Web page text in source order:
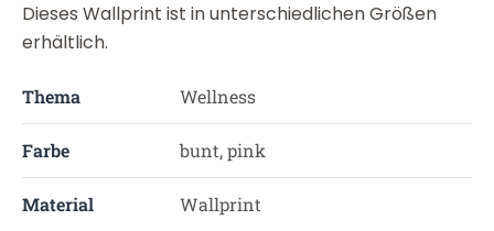
Dieses Wallprint ist in unterschiedlichen Größen
erhältlich.
Thema Wellness
Farbe bunt, pink
Material Wallprint